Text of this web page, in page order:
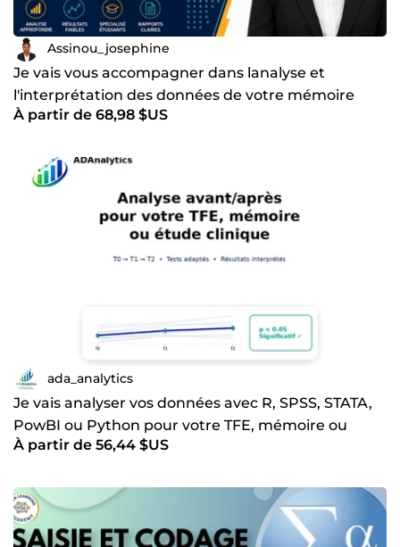
Assinou_josephine
Je vais vous accompagner dans lanalyse et
l'interprétation des données de votre mémoire
À partir de 68,98 $US
ada_analytics
Je vais analyser vos données avec R, SPSS, STATA,
PowBI ou Python pour votre TFE, mémoire ou
étude clinique
À partir de 56,44 $US